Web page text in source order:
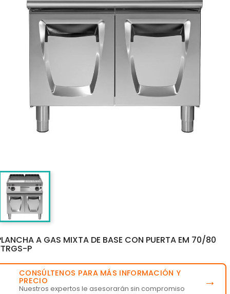
A GAS MIXTA DE BASE CON PUERTA EM 70/80
P
CONSÚLTENOS PARA MÁS INFORMACIÓN Y
PRECIO
Nuestros expertos le asesorarán sin compromiso →